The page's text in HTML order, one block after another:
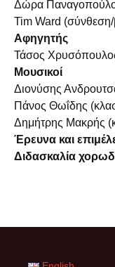
Δώρα
Tim Ward (σύνθεση/
Αφηγητής
Τάσος
Μουσικοί
Διονύσης
Πάνος Θωΐδης
Δημήτρης Μακρής
Έρευνα και
Διδασκαλία